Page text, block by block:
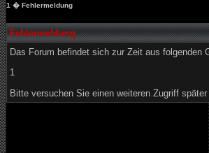
1 � Fehlermeldung
Fehlermeldung
Das Forum befindet sich zur Zeit aus folgenden
1
Bitte versuchen Sie einen weiteren Zugriff